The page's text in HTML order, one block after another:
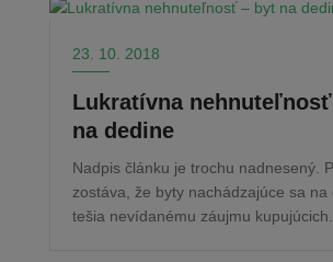
23. 10. 2018
Lukratívna
na dedine
Nadpis článku je trochu nadnesený.
zostáva, že byty nachádzajúce sa na
tešia nevídanému záujmu kupujúcich.